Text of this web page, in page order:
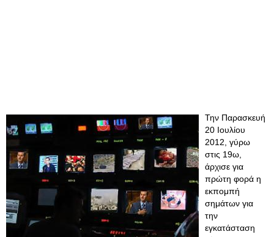
Την Παρασκευή
20 Ιουλίου
2012, γύρω
στις 19ω,
άρχισε για
πρώτη φορά η
εκπομπή
σημάτων για
την
εγκατάσταση